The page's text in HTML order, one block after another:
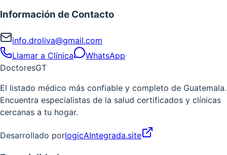
Información de Contacto
info.droliva@gmail.com
Llamar a Clínica
WhatsApp
DoctoresGT
El listado médico más confiable y completo de Guatemala.
Encuentra especialistas de la salud certificados y clínicas
cercanas a tu hogar.
Desarrollado porlogicAIntegrada.site